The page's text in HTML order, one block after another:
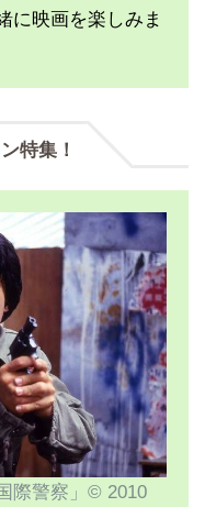
に映画を楽しみま
特集！
際警察」© 2010